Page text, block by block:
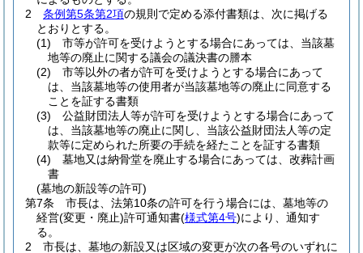
2
条例第5条第2項の規則で定める添付書類は、次に掲げる
とおりとする。
(1)
市等が許可を受けようとする場合にあっては、当該墓
地等の廃止に関する議会の議決書の謄本
(2)
市等以外の者が許可を受けようとする場合にあって
は、当該墓地等の使用者が当該墓地等の廃止に同意する
ことを証する書類
(3)
公益財団法人等が許可を受けようとする場合にあって
は、当該墓地等の廃止に関し、当該公益財団法人等の定
款等に定められた所要の手続を経たことを証する書類
(4)
墓地又は納骨堂を廃止する場合にあっては、改葬計画
書
(墓地の新設等の許可)
第7条
市長は、法第10条の許可を行う場合には、墓地等の
経営(変更・廃止)許可通知書(様式第4号)により、通知す
る。
2
市長は、墓地の新設又は区域の変更が次の各号のいずれに